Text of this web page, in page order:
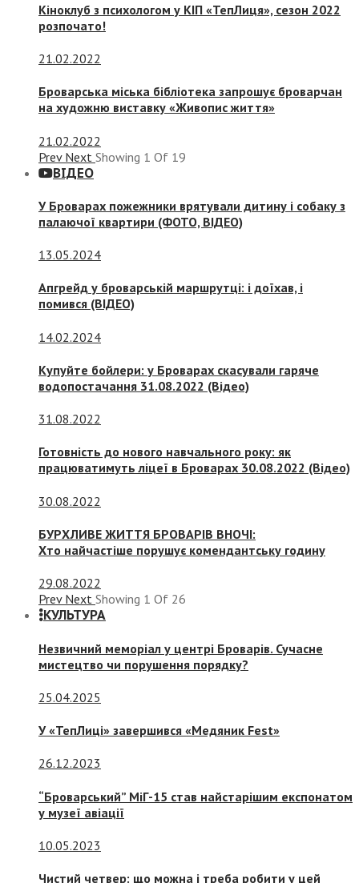
Кіноклуб з психологом у КІП «ТепЛиця», сезон 2022
розпочато!
21.02.2022
Броварська міська бібліотека запрошує броварчан
на художню виставку «Живопис життя»
21.02.2022
Prev Next Showing 1 Of 19
ВІДЕО
У Броварах пожежники врятували дитину і собаку з
палаючої квартири (ФОТО, ВІДЕО)
13.05.2024
Апгрейд у броварській маршрутці: і доїхав, і
помився (ВІДЕО)
14.02.2024
Купуйте бойлери: у Броварах скасували гаряче
водопостачання 31.08.2022 (Відео)
31.08.2022
Готовність до нового навчального року: як
працюватимуть ліцеї в Броварах 30.08.2022 (Відео)
30.08.2022
БУРХЛИВЕ ЖИТТЯ БРОВАРІВ ВНОЧІ:
Хто найчастіше порушує комендантську годину
29.08.2022
Prev Next Showing 1 Of 26
КУЛЬТУРА
Незвичний меморіал у центрі Броварів. Сучасне
мистецтво чи порушення порядку?
25.04.2025
У «ТепЛиці» завершився «Медяник Fest»
26.12.2023
“Броварський” МіГ-15 став найстарішим експонатом
у музеї авіації
10.05.2023
Чистий четвер: що можна і треба робити у цей